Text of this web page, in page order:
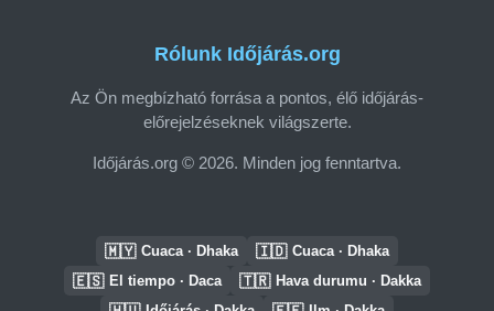
Rólunk Időjárás.org
Az Ön megbízható forrása a pontos, élő időjárás-
előrejelzéseknek világszerte.
Időjárás.org © 2026. Minden jog fenntartva.
🇲🇾 Cuaca · Dhaka 🇮🇩 Cuaca · Dhaka
🇪🇸 El tiempo · Daca 🇹🇷 Hava durumu · Dakka